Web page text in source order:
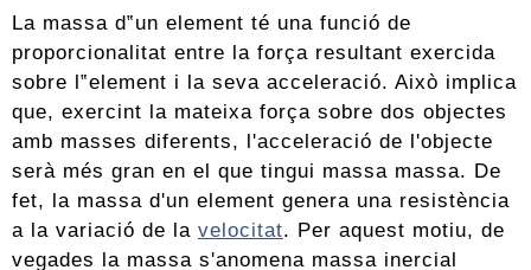
La massa d‟un element té una funció de
proporcionalitat entre la força resultant exercida
sobre l‟element i la seva acceleració. Això implica
que, exercint la mateixa força sobre dos objectes
amb masses diferents, l'acceleració de l'objecte
serà més gran en el que tingui massa massa. De
fet, la massa d'un element genera una resistència
a la variació de la velocitat. Per aquest motiu, de
vegades la massa s'anomena massa inercial